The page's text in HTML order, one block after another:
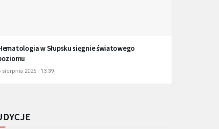
w Słupsku sięgnie światowego
sierpnia 2026 - 13:39